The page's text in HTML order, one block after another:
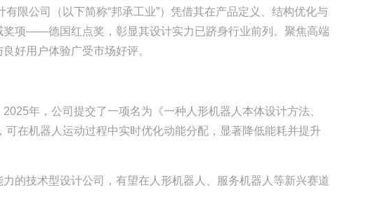
限公司（以下简称“邦承工业”）凭借其在产品定义、结构优化与
项——德国红点奖，彰显其设计实力已跻身行业前列。 聚焦高端
好用户体验广受市场好评。
年，公司提交了一项名为《一种人形机器人本体设计方法、
在机器人运动过程中实时优化动能分配，显著降低能耗并提升
的技术型设计公司，有望在人形机器人、服务机器人等新兴赛道